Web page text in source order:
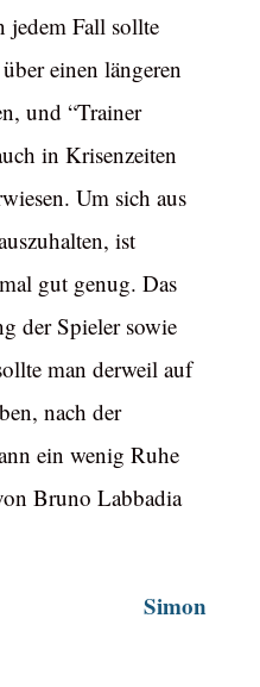
jedem Fall sollte
einen längeren
und “Trainer
in Krisenzeiten
Um sich aus
ist
gut genug. Das
der Spieler sowie
man derweil auf
nach der
ein wenig Ruhe
Bruno Labbadia
Simon